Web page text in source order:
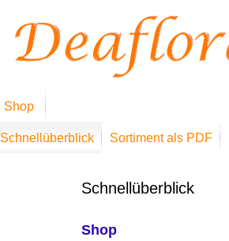
Shop
Schnellüberblick Sortiment als PDF
Schnellüberblick
Shop